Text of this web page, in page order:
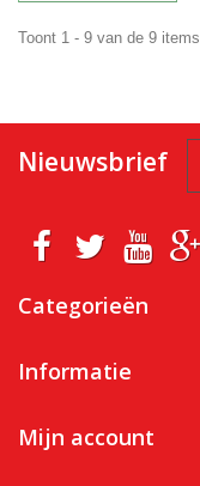
Toont 1 - 9 van de 9 items
Nieuwsbrief
Categorieën
Informatie
Mijn account